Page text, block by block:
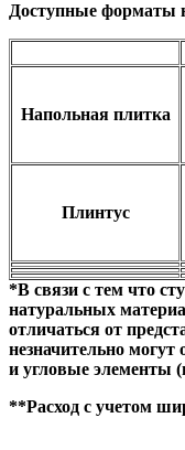
Доступные форматы
Напольная плитка
Плинтус
*В связи с тем что
натуральных
отличаться от
незначительно
и угловые элементы
**Расход с учетом